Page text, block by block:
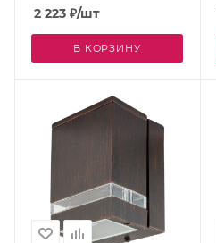
2 223 ₽/шт
В КОРЗИНУ